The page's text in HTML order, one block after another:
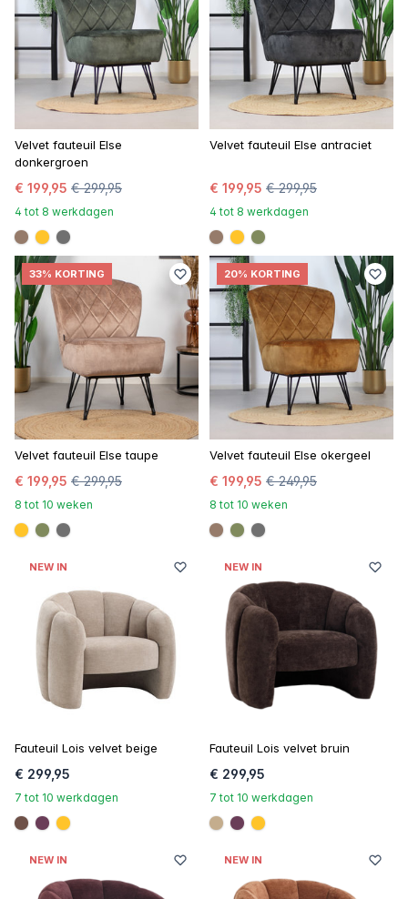
Velvet fauteuil Else
donkergroen
€ 199,95 € 299,95
4 tot 8 werkdagen
#967b6a
#ffc42a#707070
Velvet fauteuil Else antraciet
€ 199,95 € 299,95
4 tot 8 werkdagen
#967b6a
#ffc42a#808a5d
33% KORTING
Velvet fauteuil Else taupe
€ 199,95 € 299,95
8 tot 10 weken
#ffc42a
#808a5d
#707070
20% KORTING
Velvet fauteuil Else okergeel
€ 199,95 € 249,95
8 tot 10 weken
#967b6a
#808a5d
#707070
NEW IN
Fauteuil Lois velvet beige
€ 299,95
7 tot 10 werkdagen
#6e5148
#6a3d58
#ffc42a
NEW IN
Fauteuil Lois velvet bruin
€ 299,95
7 tot 10 werkdagen
#c4ad8d
#6a3d58
#ffc42a
NEW IN NEW IN